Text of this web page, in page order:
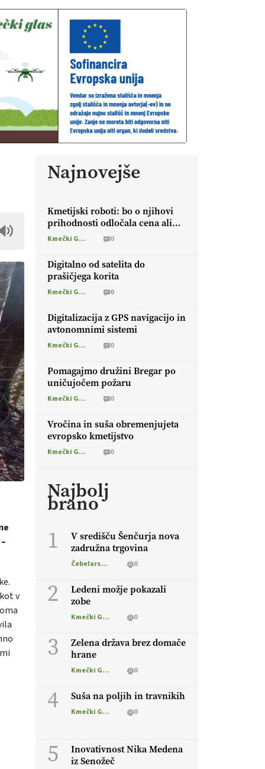
v
Najnovejše
Kmetijski roboti: bo o njihovi
prihodnosti odločala cena ali
prednosti za kmetijo?
Kmečki Glas 0
Digitalno od satelita do
prašičjega korita
Kmečki Glas 0
Digitalizacija z GPS navigacijo in
avtonomnimi sistemi
Kmečki Glas 0
Pomagajmo družini Bregar po
uničujočem požaru
Kmečki Glas 0
Vročina in suša obremenjujeta
evropsko kmetijstvo
Kmečki Glas 0
Najbolj
brano
1
V središču Šenčurja nova
zadružna trgovina
Čebelarstvo 0
2
Ledeni možje pokazali
zobe
Kmečki Glas 0
3
Zelena država brez domače
hrane
Kmečki Glas 0
4 Suša na poljih in travnikih
Kmečki Glas 0
5
Inovativnost Nika Medena
iz Senožeč